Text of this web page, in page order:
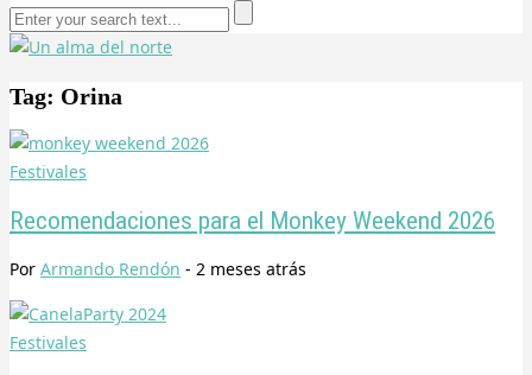
Tag: Orina
Festivales
Recomendaciones para el Monkey Weekend 2026
Por Armando Rendón - 2 meses atrás
Festivales